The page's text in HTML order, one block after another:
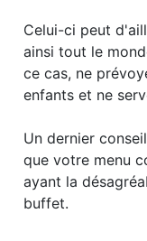
Celui-ci peut
ainsi tout le
ce cas, ne
enfants et ne
Un dernier
que votre menu
ayant la
buffet.